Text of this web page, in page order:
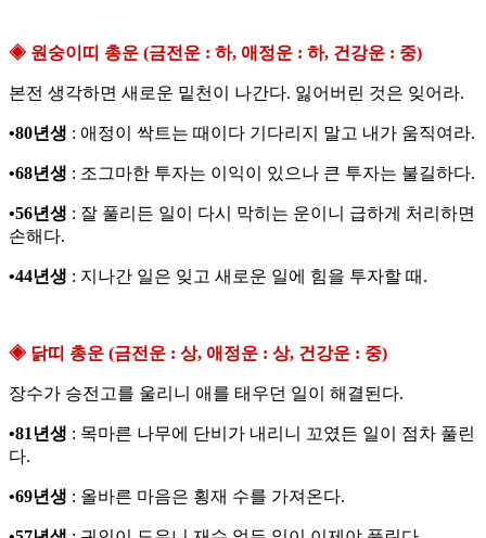
◈ 원숭이띠 총운 (금전운 : 하, 애정운 : 하, 건강운 : 중)
본전 생각하면 새로운 밑천이 나간다. 잃어버린 것은 잊어라.
•80년생 : 애정이 싹트는 때이다 기다리지 말고 내가 움직여라.
•68년생 : 조그마한 투자는 이익이 있으나 큰 투자는 불길하다.
•56년생 : 잘 풀리든 일이 다시 막히는 운이니 급하게 처리하면
손해다.
•44년생 : 지나간 일은 잊고 새로운 일에 힘을 투자할 때.
◈ 닭띠 총운 (금전운 : 상, 애정운 : 상, 건강운 : 중)
장수가 승전고를 울리니 애를 태우던 일이 해결된다.
•81년생 : 목마른 나무에 단비가 내리니 꼬였든 일이 점차 풀린
다.
•69년생 : 올바른 마음은 횡재 수를 가져온다.